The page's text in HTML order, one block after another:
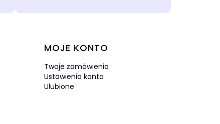
MOJE KONTO
Twoje zamówienia
Ustawienia konta
Ulubione